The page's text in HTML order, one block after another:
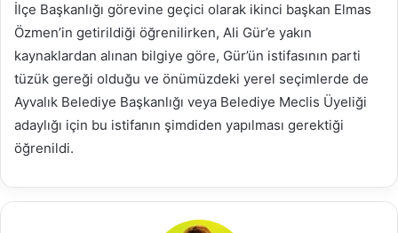
İlçe Başkanlığı görevine geçici olarak ikinci başkan Elmas
Özmen’in getirildiği öğrenilirken, Ali Gür’e yakın
kaynaklardan alınan bilgiye göre, Gür’ün istifasının parti
tüzük gereği olduğu ve önümüzdeki yerel seçimlerde de
Ayvalık Belediye Başkanlığı veya Belediye Meclis Üyeliği
adaylığı için bu istifanın şimdiden yapılması gerektiği
öğrenildi.